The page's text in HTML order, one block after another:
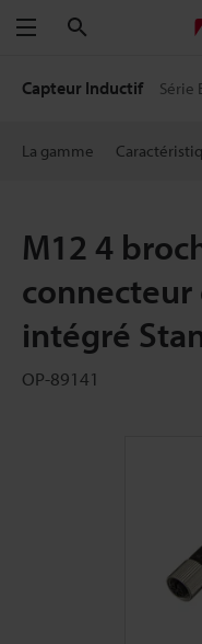
Menu
Capteur Inductif Série
La gamme
M12 4
connecteur
intégré
OP-89141